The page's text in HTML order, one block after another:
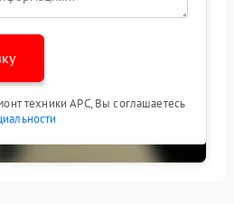
техники APC, Вы соглашаетесь